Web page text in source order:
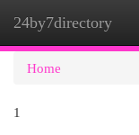
24by7directory
Home
1